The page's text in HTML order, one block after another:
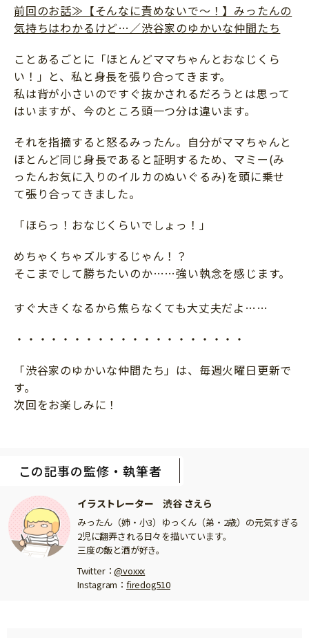
前回のお話≫【そんなに責めないで～！】みったんの
気持ちはわかるけど…／渋谷家のゆかいな仲間たち
ことあるごとに「ほとんどママちゃんとおなじくら
い！」と、私と身長を張り合ってきます。
私は背が小さいのですぐ抜かされるだろうとは思って
はいますが、今のところ頭一つ分は違います。
それを指摘すると怒るみったん。自分がママちゃんと
ほとんど同じ身長であると証明するため、マミー(み
ったんお気に入りのイルカのぬいぐるみ)を頭に乗せ
て張り合ってきました。
「ほらっ！おなじくらいでしょっ！」
めちゃくちゃズルするじゃん！？
そこまでして勝ちたいのか……強い執念を感じます。
すぐ大きくなるから焦らなくても大丈夫だよ……
・・・・・・・・・・・・・・・・・・・・
「渋谷家のゆかいな仲間たち」は、毎週火曜日更新で
す。
次回をお楽しみに！
この記事の監修・執筆者
イラストレーター 渋谷 さえら
みったん（姉・小3）ゆっくん（弟・2歳）の元気すぎる
2児に翻弄される日々を描いています。
三度の飯と酒が好き。
Twitter：@voxxx
Instagram： firedog510